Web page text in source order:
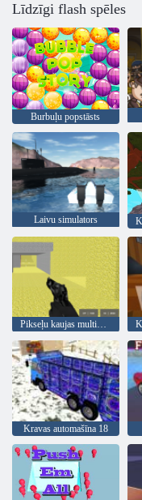
Līdzīgi flash spēles
Burbuļu popstāsts
Laivu simulators
Pikseļu kaujas multiplayer
Kravas automašīna 18